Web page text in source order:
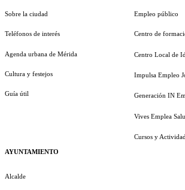
Sobre la ciudad
Teléfonos de interés
Agenda urbana de Mérida
Cultura y festejos
Guía útil
AYUNTAMIENTO
Alcalde
Empleo público
Centro de
Centro Local de
Impulsa Empleo
Generación IN
Vives Emplea
Cursos y